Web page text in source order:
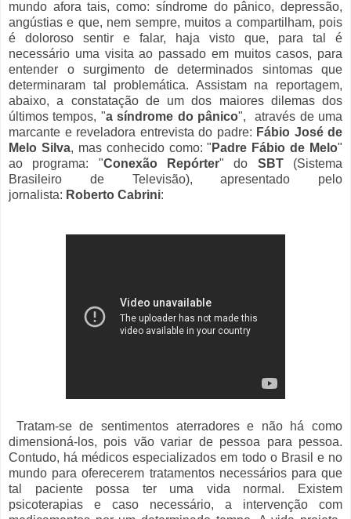
mundo afora tais, como: síndrome do pânico, depressão,
angústias e que, nem sempre, muitos a compartilham, pois
é doloroso sentir e falar, haja visto que, para tal é
necessário uma visita ao passado em muitos casos, para
entender o surgimento de determinados sintomas que
determinaram tal problemática. Assistam na reportagem,
abaixo, a constatação de um dos maiores dilemas dos
últimos tempos, "a síndrome do pânico", através de uma
marcante e reveladora entrevista do padre: Fábio José de
Melo Silva, mas conhecido como: " Padre Fábio de Melo"
ao programa: "Conexão Repórter" do SBT(Sistema
Brasileiro de Televisão), apresentado pelo
jornalista: Roberto Cabrini:
Tratam-se de sentimentos aterradores e não há como
dimensioná-los, pois vão variar de pessoa para pessoa.
Contudo, há médicos especializados em todo o Brasil e no
mundo para oferecerem tratamentos necessários para que
tal paciente possa ter uma vida normal. Existem
psicoterapias e caso necessário, a intervenção com